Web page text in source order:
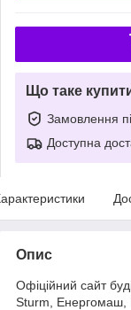
Що таке
Замовлення
Доступна
Опис
Офіційний сайт
Sturm, Енергомаш,